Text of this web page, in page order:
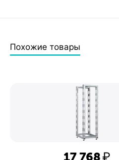
Похожие товары
17 768₽